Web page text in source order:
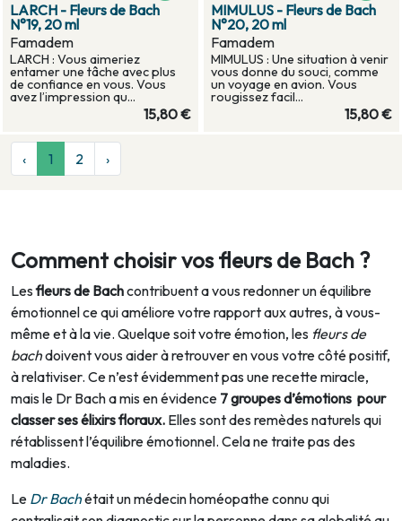
Comment choisir vos fleurs de Bach ?
Lesfleurs de Bachcontribuent a vous redonner un équilibre
émotionnel ce qui améliore votre rapport aux autres, à vous-
même et à la vie. Quelque soit votre émotion, les fleurs de
bachdoivent vous aider à retrouver en vous votre côté positif,
à relativiser. Ce n’est évidemment pas une recette miracle,
mais le Dr Bach a mis en évidence 7 groupes d’émotions pour
classer ses élixirs floraux. Elles sont des remèdes naturels qui
rétablissent l’équilibre émotionnel. Cela ne traite pas des
maladies.
Le Dr Bachétait un médecin homéopathe connu qui
LARCH - Fleurs de Bach
N°19, 20 ml
Famadem
LARCH : Vous aimeriez
entamer une tâche avec plus
de confiance en vous. Vous
avez l’impression qu...
15,80 €
MIMULUS - Fleurs de Bach
N°20, 20 ml
Famadem
MIMULUS : Une situation à venir
vous donne du souci, comme
un voyage en avion. Vous
rougissez facil...
15,80 €
‹ 1 2 ›